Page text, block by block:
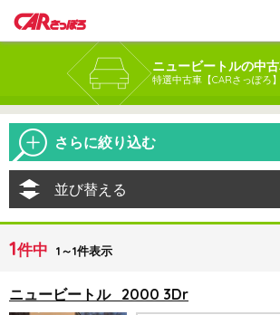
ニュービートルの中
特選中古車【CARさっぽろ】
さらに絞り込む
並び替える
1件中 1～1件表示
ニュービートル 2000 3Dr